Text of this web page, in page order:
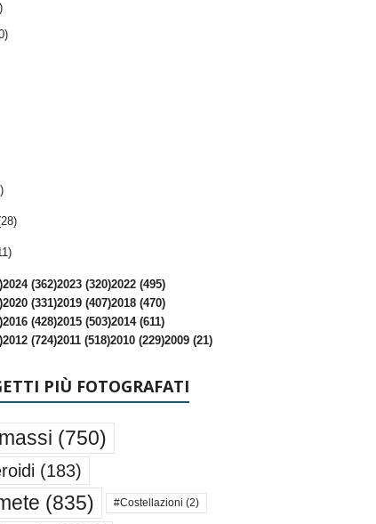
2024 (362)2023 (320)2022 (495)
2020 (331)2019 (407)2018 (470)
2016 (428)2015 (503)2014 (611)
2012 (724)2011 (518)2010 (229)2009 (21)
PIÙ FOTOGRAFATI
(750)
(183)
(835) #Costellazioni (2)